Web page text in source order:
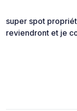
super spot
reviendront et je